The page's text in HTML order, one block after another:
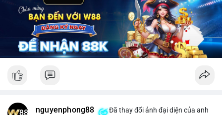
📰 Nguồn: CoinDesk
nguyenphong88
Đã thay đổi ảnh đại diện của anh